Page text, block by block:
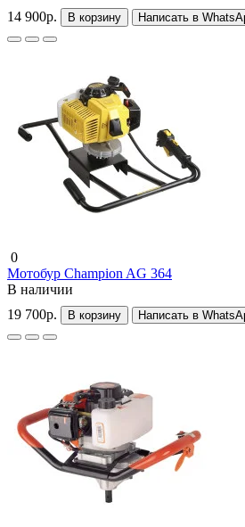
14 900р.
В корзину Написать в
0
Мотобур Champion AG 364
В наличии
19 700р.
В корзину Написать в